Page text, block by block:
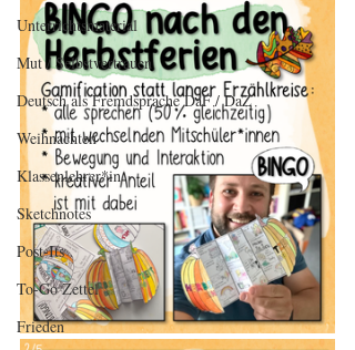
Unterrichtsmaterial
Mut / Selbstvertrauen
Deutsch als Fremdsprache DaF / DaZ
Weihnachten
Klassenlehrer*in
Sketchnotes
Post-Its
To-Go Zettel
Frieden